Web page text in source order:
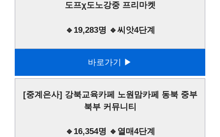
도프χ도노강중 프리마켓
🔹19,283명 🔹씨앗4단계
바로가기 ▶
[중계은사] 강북교육카페 노원맘카페 동북 중부
북부 커뮤니티
🔹16,354명 🔹열매4단계